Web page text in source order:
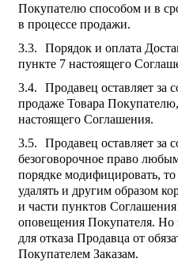
Покупателю способом и в
в процессе продажи.
Порядок и оплата
пункте 7 настоящего
Продавец оставляет за
продаже Товара
настоящего Соглашения.
Продавец оставляет за
безоговорочное право
порядке модифицировать, то
удалять и другим образом
и части пунктов Соглашения
оповещения Покупателя. Но
для отказа Продавца от
Покупателем Заказам.